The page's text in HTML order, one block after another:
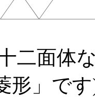
二面体
形」で